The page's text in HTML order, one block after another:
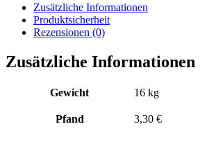
Zusätzliche Informationen
Produktsicherheit
Rezensionen (0)
Zusätzliche Informationen
Gewicht 16 kg
Pfand 3,30 €